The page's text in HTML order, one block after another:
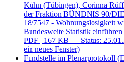
Kühn (Tübingen), Corinna
der Fraktion BÜNDNIS 90/
18/7547 - Wohnungslosigkeit
Bundesweite Statistik einführen
PDF | 167 KB — Status:
ein neues Fenster)
Fundstelle im Plenarprotokoll